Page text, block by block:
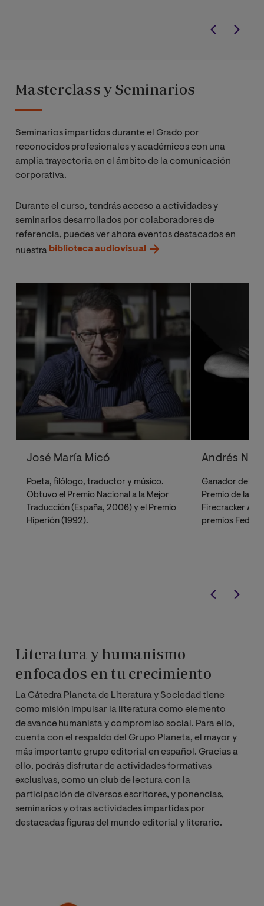
Masterclass y Seminarios
Seminarios impartidos durante el Grado por
reconocidos profesionales y académicos con una
amplia trayectoria en el ámbito de la comunicación
corporativa.
Durante el curso, tendrás acceso a actividades y
seminarios desarrollados por colaboradores de
referencia, puedes ver ahora eventos destacados en
nuestra biblioteca audiovisual
José María Micó
Poeta, filólogo, traductor y músico.
Obtuvo el Premio Nacional a la Mejor
Traducción (España, 2006) y el Premio
Hiperión (1992).
Andrés
Ganador del
Premio de la
Firecracker
premios
Literatura y humanismo
enfocados en tu crecimiento
La Cátedra Planeta de Literatura y Sociedad tiene
como misión impulsar la literatura como elemento
de avance humanista y compromiso social. Para ello,
cuenta con el respaldo del Grupo Planeta, el mayor y
más importante grupo editorial en español. Gracias a
ello, podrás disfrutar de actividades formativas
exclusivas, como un club de lectura con la
participación de diversos escritores, y ponencias,
seminarios y otras actividades impartidas por
destacadas figuras del mundo editorial y literario.